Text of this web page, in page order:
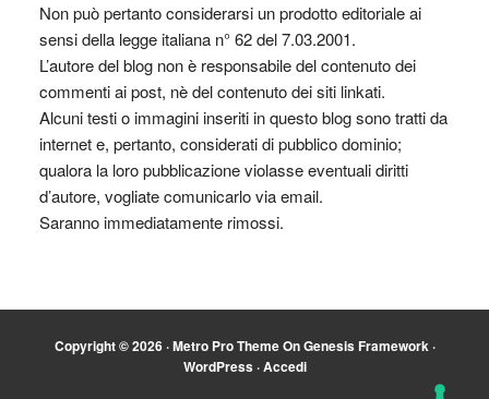
Non può pertanto considerarsi un prodotto editoriale ai
sensi della legge italiana n° 62 del 7.03.2001.
L’autore del blog non è responsabile del contenuto dei
commenti ai post, nè del contenuto dei siti linkati.
Alcuni testi o immagini inseriti in questo blog sono tratti da
internet e, pertanto, considerati di pubblico dominio;
qualora la loro pubblicazione violasse eventuali diritti
d’autore, vogliate comunicarlo via email.
Saranno immediatamente rimossi.
Copyright © 2026 ·Metro Pro ThemeOnGenesis Framework·
WordPress·Accedi